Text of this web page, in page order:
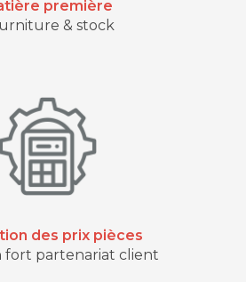
première
& stock
des prix pièces
fort partenariat client